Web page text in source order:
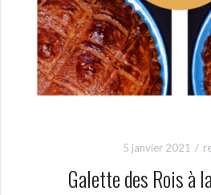
5 janvier 2021
Galette des Rois à